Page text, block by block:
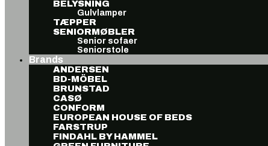
BELYSNING
Gulvlamper
TÆPPER
SENIORMØBLER
Senior sofaer
Seniorstole
Brands
ANDERSEN
BD-MÖBEL
BRUNSTAD
CASØ
CONFORM
EUROPEAN HOUSE OF BEDS
FARSTRUP
FINDAHL BY HAMMEL